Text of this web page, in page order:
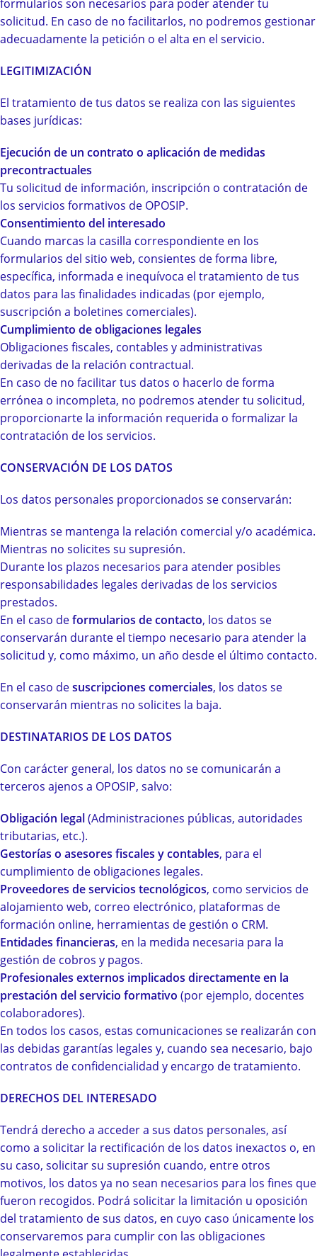
formularios son necesarios para poder atender tu
solicitud. En caso de no facilitarlos, no podremos gestionar
adecuadamente la petición o el alta en el servicio.
LEGITIMIZACIÓN
El tratamiento de tus datos se realiza con las siguientes
bases jurídicas:
Ejecución de un contrato o aplicación de medidas
precontractuales
Tu solicitud de información, inscripción o contratación de
los servicios formativos de OPOSIP.
Consentimiento del interesado
Cuando marcas la casilla correspondiente en los
formularios del sitio web, consientes de forma libre,
específica, informada e inequívoca el tratamiento de tus
datos para las finalidades indicadas (por ejemplo,
suscripción a boletines comerciales).
Cumplimiento de obligaciones legales
Obligaciones fiscales, contables y administrativas
derivadas de la relación contractual.
En caso de no facilitar tus datos o hacerlo de forma
errónea o incompleta, no podremos atender tu solicitud,
proporcionarte la información requerida o formalizar la
contratación de los servicios.
CONSERVACIÓN DE LOS DATOS
Los datos personales proporcionados se conservarán:
Mientras se mantenga la relación comercial y/o académica.
Mientras no solicites su supresión.
Durante los plazos necesarios para atender posibles
responsabilidades legales derivadas de los servicios
prestados.
En el caso deformularios de contacto, los datos se
conservarán durante el tiempo necesario para atender la
solicitud y, como máximo, un año desde el último contacto.
En el caso desuscripciones comerciales, los datos se
conservarán mientras no solicites la baja.
DESTINATARIOS DE LOS DATOS
Con carácter general, los datos no se comunicarán a
terceros ajenos a OPOSIP, salvo:
Obligación legal(Administraciones públicas, autoridades
tributarias, etc.).
Gestorías o asesores fiscales y contables, para el
cumplimiento de obligaciones legales.
Proveedores de servicios tecnológicos, como servicios de
alojamiento web, correo electrónico, plataformas de
formación online, herramientas de gestión o CRM.
Entidades financieras, en la medida necesaria para la
gestión de cobros y pagos.
Profesionales externos implicados directamente en la
prestación del servicio formativo (por ejemplo, docentes
colaboradores).
En todos los casos, estas comunicaciones se realizarán con
las debidas garantías legales y, cuando sea necesario, bajo
contratos de confidencialidad y encargo de tratamiento.
DERECHOS DEL INTERESADO
Tendrá derecho a acceder a sus datos personales, así
como a solicitar la rectificación de los datos inexactos o, en
su caso, solicitar su supresión cuando, entre otros
motivos, los datos ya no sean necesarios para los fines que
fueron recogidos. Podrá solicitar la limitación u oposición
del tratamiento de sus datos, en cuyo caso únicamente los
conservaremos para cumplir con las obligaciones